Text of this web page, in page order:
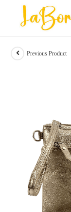
Previous Product